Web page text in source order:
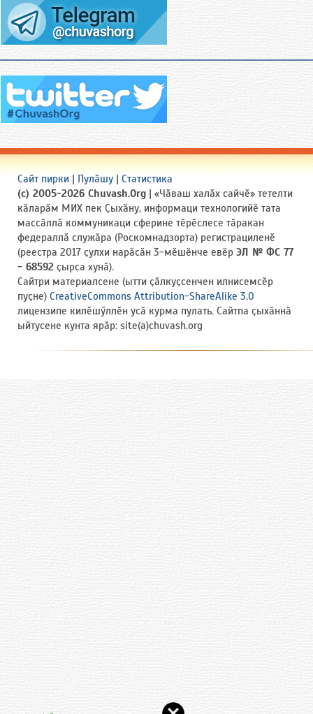
Сайт пирки | Пулӑшу | Статистика
(c) 2005-2026 Chuvash.Org | «Чӑваш халӑх сайчӗ» тетелти
кӑларӑм МИХ пек Ҫыхӑну, информаци технологийӗ тата
массӑллӑ коммуникаци сферине тӗрӗслесе тӑракан
федераллӑ служӑра (Роскомнадзорта) регистрациленӗ
(реестра 2017 ҫулхи нарӑсӑн 3-мӗшӗнче евӗр ЭЛ № ФС 77
- 68592 ҫырса хунӑ).
Сайтри материалсене (ытти ҫӑлкуҫсенчен илнисемсӗр
пуҫне) CreativeCommons Attribution-ShareAlike 3.0
лицензипе килӗшӳллӗн усӑ курма пулать. Сайтпа ҫыхӑннӑ
ыйтусене кунта ярӑр: site(a)chuvash.org